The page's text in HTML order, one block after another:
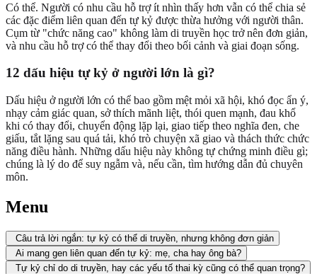
Có thể. Người có nhu cầu hỗ trợ ít nhìn thấy hơn vẫn có thể chia sẻ
các đặc điểm liên quan đến tự kỷ được thừa hưởng với người thân.
Cụm từ "chức năng cao" không làm di truyền học trở nên đơn giản,
và nhu cầu hỗ trợ có thể thay đổi theo bối cảnh và giai đoạn sống.
12 dấu hiệu tự kỷ ở người lớn là gì?
Dấu hiệu ở người lớn có thể bao gồm mệt mỏi xã hội, khó đọc ẩn ý,
nhạy cảm giác quan, sở thích mãnh liệt, thói quen mạnh, đau khổ
khi có thay đổi, chuyển động lặp lại, giao tiếp theo nghĩa đen, che
giấu, tắt lặng sau quá tải, khó trò chuyện xã giao và thách thức chức
năng điều hành. Những dấu hiệu này không tự chứng minh điều gì;
chúng là lý do để suy ngẫm và, nếu cần, tìm hướng dẫn đủ chuyên
môn.
Menu
Câu trả lời ngắn: tự kỷ có thể di truyền, nhưng không đơn giản
Ai mang gen liên quan đến tự kỷ: mẹ, cha hay ông bà?
Tự kỷ chỉ do di truyền, hay các yếu tố thai kỳ cũng có thể quan trọng?